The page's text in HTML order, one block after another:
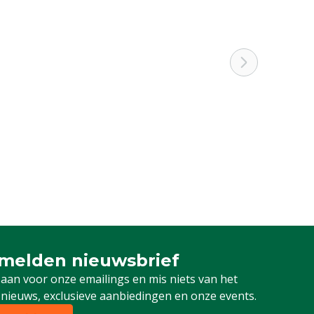
nieuwsbrief
voor onze emailings en mis niets van het
exclusieve aanbiedingen en onze events.
aan voor onze nieuwsbrief